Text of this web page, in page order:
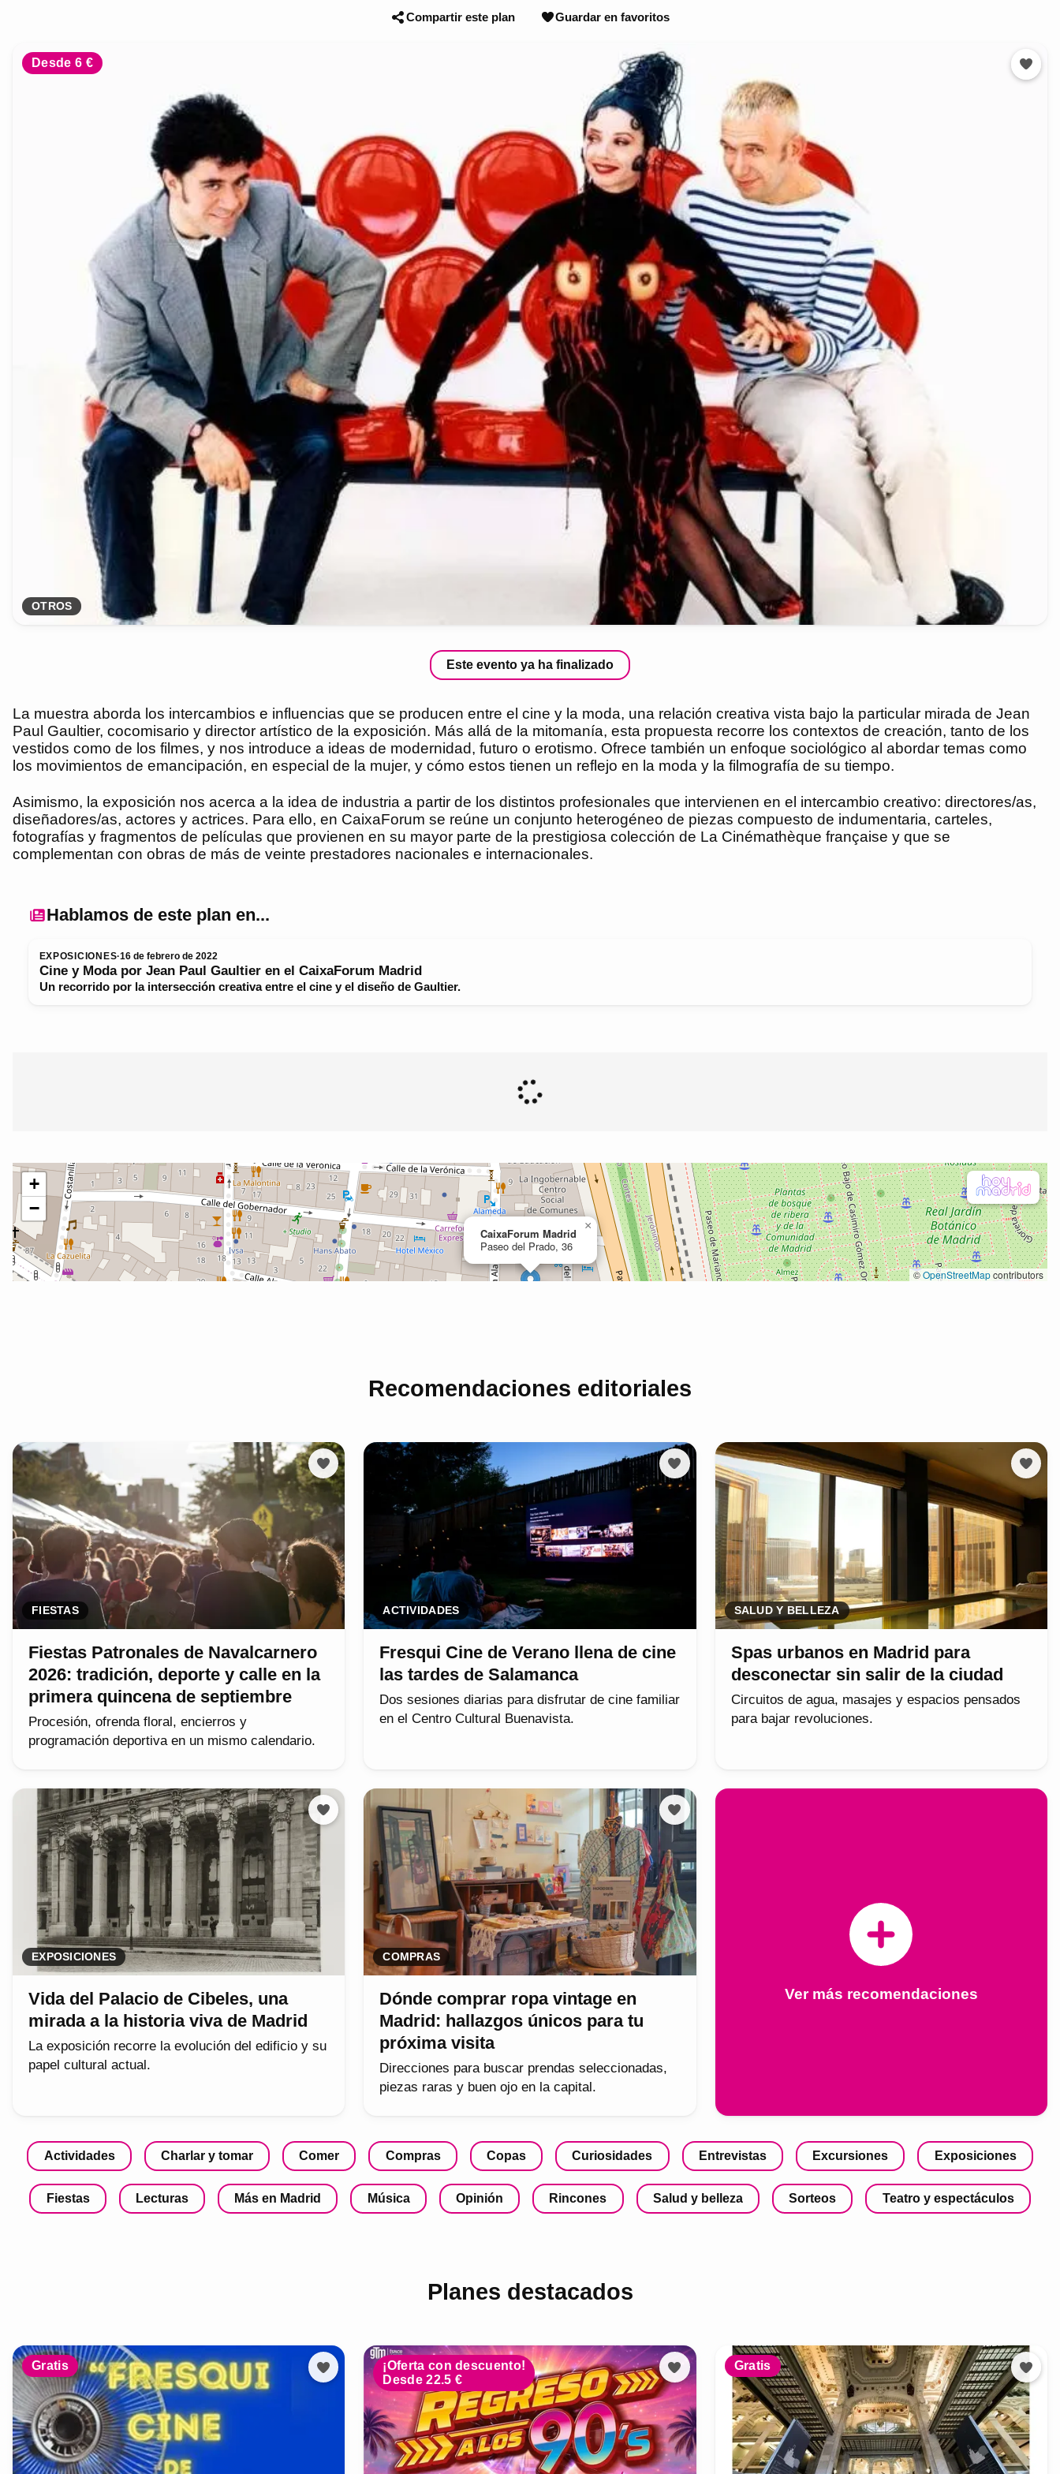
Compartir este plan Guardar en favoritos
Desde 6 €
OTROS
Este evento ya ha finalizado
La muestra aborda los intercambios e influencias que se producen entre el cine y la moda, una relación creativa vista bajo la particular mirada de Jean
Paul Gaultier, cocomisario y director artístico de la exposición. Más allá de la mitomanía, esta propuesta recorre los contextos de creación, tanto de los
vestidos como de los filmes, y nos introduce a ideas de modernidad, futuro o erotismo. Ofrece también un enfoque sociológico al abordar temas como
los movimientos de emancipación, en especial de la mujer, y cómo estos tienen un reflejo en la moda y la filmografía de su tiempo.
Asimismo, la exposición nos acerca a la idea de industria a partir de los distintos profesionales que intervienen en el intercambio creativo: directores/as,
diseñadores/as, actores y actrices. Para ello, en CaixaForum se reúne un conjunto heterogéneo de piezas compuesto de indumentaria, carteles,
fotografías y fragmentos de películas que provienen en su mayor parte de la prestigiosa colección de La Cinémathèque française y que se
complementan con obras de más de veinte prestadores nacionales e internacionales.
Hablamos de este plan en...
EXPOSICIONES·16 de febrero de 2022
Cine y Moda por Jean Paul Gaultier en el CaixaForum Madrid
Un recorrido por la intersección creativa entre el cine y el diseño de Gaultier.
Recomendaciones editoriales
FIESTAS
Fiestas Patronales de Navalcarnero
2026: tradición, deporte y calle en la
primera quincena de septiembre
Procesión, ofrenda floral, encierros y
programación deportiva en un mismo calendario.
ACTIVIDADES
Fresqui Cine de Verano llena de cine
las tardes de Salamanca
Dos sesiones diarias para disfrutar de cine familiar
en el Centro Cultural Buenavista.
SALUD Y BELLEZA
Spas urbanos en Madrid para
desconectar sin salir de la ciudad
Circuitos de agua, masajes y espacios pensados
para bajar revoluciones.
EXPOSICIONES
Vida del Palacio de Cibeles, una
mirada a la historia viva de Madrid
La exposición recorre la evolución del edificio y su
papel cultural actual.
COMPRAS
Dónde comprar ropa vintage en
Madrid: hallazgos únicos para tu
próxima visita
Direcciones para buscar prendas seleccionadas,
piezas raras y buen ojo en la capital.
Ver más recomendaciones
Actividades Charlar y tomar Comer Compras Copas Curiosidades Entrevistas Excursiones Exposiciones
Fiestas Lecturas Más en Madrid Música Opinión Rincones Salud y belleza Sorteos Teatro y espectáculos
Planes destacados
Gratis
¡Oferta con descuento!
Desde 22.5 €
Gratis